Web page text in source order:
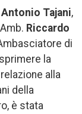
Antonio Tajani,
Riccardo
di
la
alla
della
è stata